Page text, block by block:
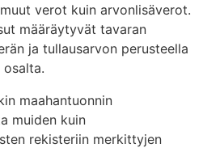
verot kuin arvonlisäverot.
määräytyvät tavaran
ja tullausarvon perusteella
osalta.
maahantuonnin
muiden kuin
rekisteriin merkittyjen